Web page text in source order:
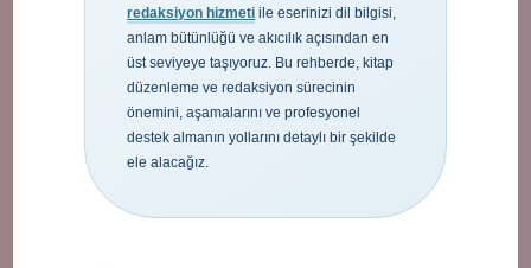
redaksiyon hizmeti ile eserinizi dil bilgisi,
anlam bütünlüğü ve akıcılık açısından en
üst seviyeye taşıyoruz. Bu rehberde, kitap
düzenleme ve redaksiyon sürecinin
önemini, aşamalarını ve profesyonel
destek almanın yollarını detaylı bir şekilde
ele alacağız.